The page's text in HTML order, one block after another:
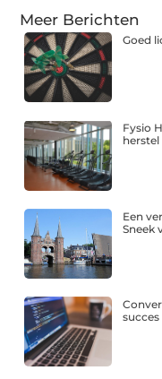
Meer Berichten
Goed
Fysio
herstel
Een
Sneek
succes